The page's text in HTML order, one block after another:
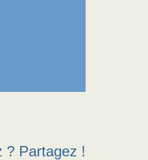
? Partagez !